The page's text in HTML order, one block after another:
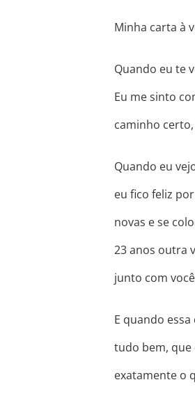
Minha carta à
Quando eu te
Eu me sinto
caminho
Quando eu
eu fico feliz
novas e se
23 anos outra
junto com
E quando
tudo bem, que
exatamente o